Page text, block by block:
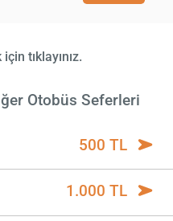
tıklayınız.
Otobüs Seferleri
500 TL
1.000 TL